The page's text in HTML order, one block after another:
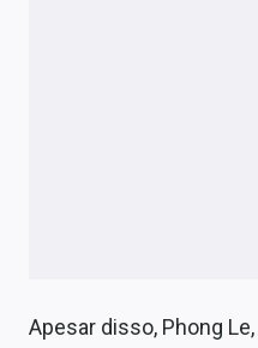
Apesar disso, Phong